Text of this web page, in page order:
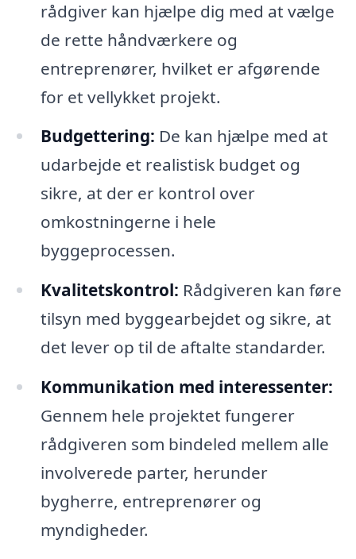
rådgiver kan hjælpe dig med at vælge
de rette håndværkere og
entreprenører, hvilket er afgørende
for et vellykket projekt.
Budgettering: De kan hjælpe med at
udarbejde et realistisk budget og
sikre, at der er kontrol over
omkostningerne i hele
byggeprocessen.
Kvalitetskontrol: Rådgiveren kan føre
tilsyn med byggearbejdet og sikre, at
det lever op til de aftalte standarder.
Kommunikation med interessenter:
Gennem hele projektet fungerer
rådgiveren som bindeled mellem alle
involverede parter, herunder
bygherre, entreprenører og
myndigheder.